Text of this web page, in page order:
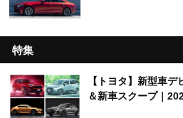
特集
【トヨタ】新型車
＆新車スクープ｜